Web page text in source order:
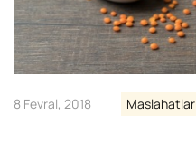
8 Fevral, 2018 Maslahatlar